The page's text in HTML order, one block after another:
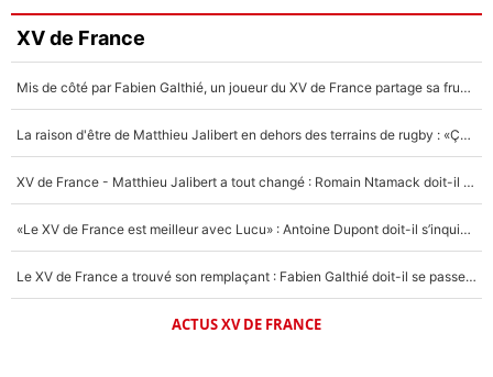
XV de France
Mis de côté par Fabien Galthié, un joueur du XV de France partage sa frustration : «ils ne me l’ont pas dit tout de suite»
La raison d'être de Matthieu Jalibert en dehors des terrains de rugby : «Ça m'atteint autant que si tu touches à un membre de ma famille»
XV de France - Matthieu Jalibert a tout changé : Romain Ntamack doit-il s’inquiéter pour sa place à un an de la Coupe du monde ?
«Le XV de France est meilleur avec Lucu» : Antoine Dupont doit-il s’inquiéter pour sa place ?
Le XV de France a trouvé son remplaçant : Fabien Galthié doit-il se passer d'Antoine Dupont ?
ACTUS XV DE FRANCE